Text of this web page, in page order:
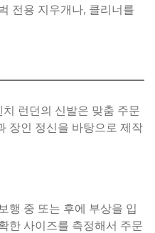
전용 지우개나, 클리너를
런던의 신발은 맞춤 주문
장인 정신을 바탕으로 제작
행 중 또는 후에 부상을 입
한 사이즈를 측정해서 주문